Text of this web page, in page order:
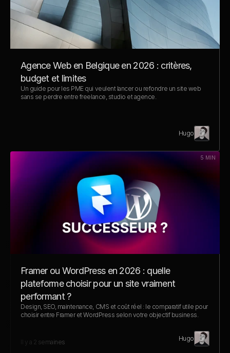
Agence Web en Belgique en 2026 : critères,
budget et limites
Un guide pour les PME qui veulent lancer ou refondre un site web
sans se perdre entre freelance, studio et agence.
Hugo
5 MIN
Framer ou WordPress en 2026 : quelle
plateforme choisir pour un site vraiment
performant ?
Design, SEO, maintenance, CMS et coût réel : le comparatif utile pour
choisir entre Framer et WordPress selon votre objectif business.
Il y a 2 semaines Hugo